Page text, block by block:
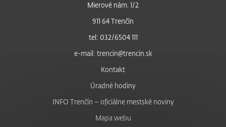
Mierové nám. 1/2
911 64 Trenčín
tel: 032/6504 111
e-mail: trencin@trencin.sk
Kontakt
Úradné hodiny
INFO Trenčín – oficiálne mestské noviny
Mapa webu